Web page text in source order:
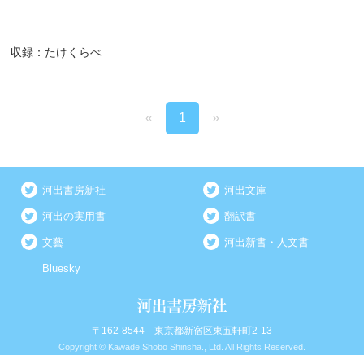
収録：たけくらべ
« 1 »
河出書房新社 河出文庫
河出の実用書 翻訳書
文藝 河出新書・人文書
Bluesky
〒162-8544 東京都新宿区東五軒町2-13
Copyright © Kawade Shobo Shinsha., Ltd. All Rights Reserved.